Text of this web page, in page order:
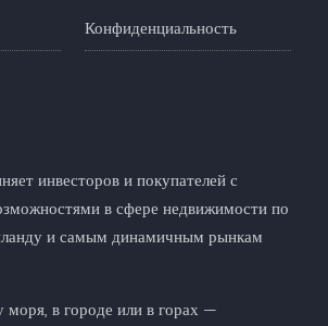
Конфиденциальность
инвесторов и покупателей с
в сфере недвижимости по
и самым динамичным рынкам
в городе или в горах —